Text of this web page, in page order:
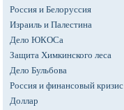
Россия и Белоруссия
Израиль и Палестина
Дело ЮКОСа
Защита Химкинского леса
Дело Бульбова
Россия и финансовый кризис
Доллар